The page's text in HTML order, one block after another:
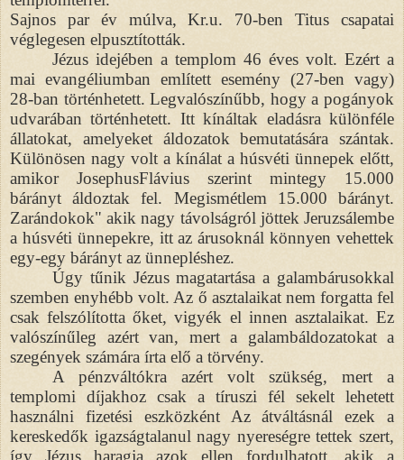
Sajnos par év múlva, Kr.u. 70-ben Titus csapatai
véglegesen elpusztították.
Jézus idejében a templom 46 éves volt. Ezért a
mai evangéliumban említett esemény (27-ben vagy)
28-ban történhetett. Legvalószínűbb, hogy a pogányok
udvarában történhetett. Itt kínáltak eladásra különféle
állatokat, amelyeket áldozatok bemutatására szántak.
Különösen nagy volt a kínálat a húsvéti ünnepek előtt,
amikor JosephusFlávius szerint mintegy 15.000
bárányt áldoztak fel. Megismétlem 15.000 bárányt.
Zarándokok" akik nagy távolságról jöttek Jeruzsálembe
a húsvéti ünnepekre, itt az árusoknál könnyen vehettek
egy-egy bárányt az ünnepléshez.
Úgy tűnik Jézus magatartása a galambárusokkal
szemben enyhébb volt. Az ő asztalaikat nem forgatta fel
csak felszólította őket, vigyék el innen asztalaikat. Ez
valószínűleg azért van, mert a galambáldozatokat a
szegények számára írta elő a törvény.
A pénzváltókra azért volt szükség, mert a
templomi díjakhoz csak a tíruszi fél sekelt lehetett
használni fizetési eszközként Az átváltásnál ezek a
kereskedők igazságtalanul nagy nyereségre tettek szert,
így Jézus haragja azok ellen fordulhatott, akik a